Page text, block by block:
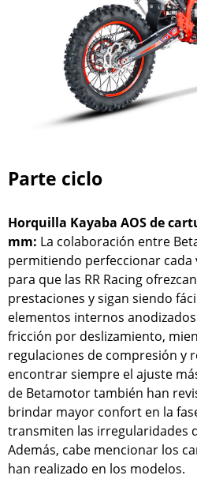
Parte ciclo
Horquilla Kayaba AOS de
mm: La colaboración entre
permitiendo perfeccionar cada
para que las RR Racing
prestaciones y sigan siendo
elementos internos
fricción por deslizamiento,
regulaciones de compresión y
encontrar siempre el ajuste
de Betamotor también han
brindar mayor confort en la
transmiten las irregularidades
Además, cabe mencionar los
han realizado en los modelos.